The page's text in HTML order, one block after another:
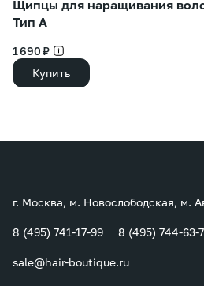
Щипцы для наращивания
Тип А
1 690 ₽
Купить
г. Москва, м. Новослободская, м.
8 (495) 741-17-99 8 (495) 744-63-
sale@hair-boutique.ru